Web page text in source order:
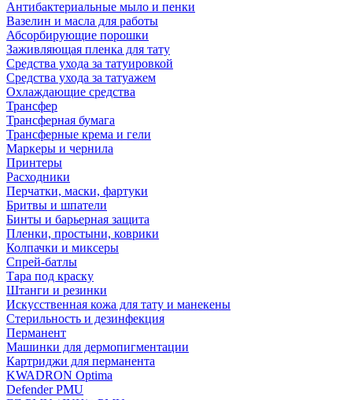
Антибактериальные мыло и пенки
Вазелин и масла для работы
Абсорбирующие порошки
Заживляющая пленка для тату
Средства ухода за татуировкой
Средства ухода за татуажем
Охлаждающие средства
Трансфер
Трансферная бумага
Трансферные крема и гели
Маркеры и чернила
Принтеры
Расходники
Перчатки, маски, фартуки
Бритвы и шпатели
Бинты и барьерная защита
Пленки, простыни, коврики
Колпачки и миксеры
Спрей-батлы
Тара под краску
Штанги и резинки
Искусственная кожа для тату и манекены
Стерильность и дезинфекция
Перманент
Машинки для дермопигментации
Картриджи для перманента
KWADRON Optima
Defender PMU